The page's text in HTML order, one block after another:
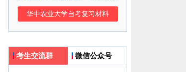
华中农业大学自考复习材料
考生交流群 微信公众号